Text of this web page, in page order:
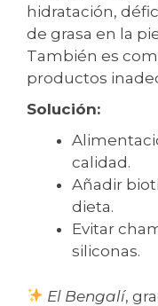
hidratación,
de grasa en la
También es
productos
Solución:
calidad.
Añadir
dieta.
Evitar
siliconas.
El Bengalí,